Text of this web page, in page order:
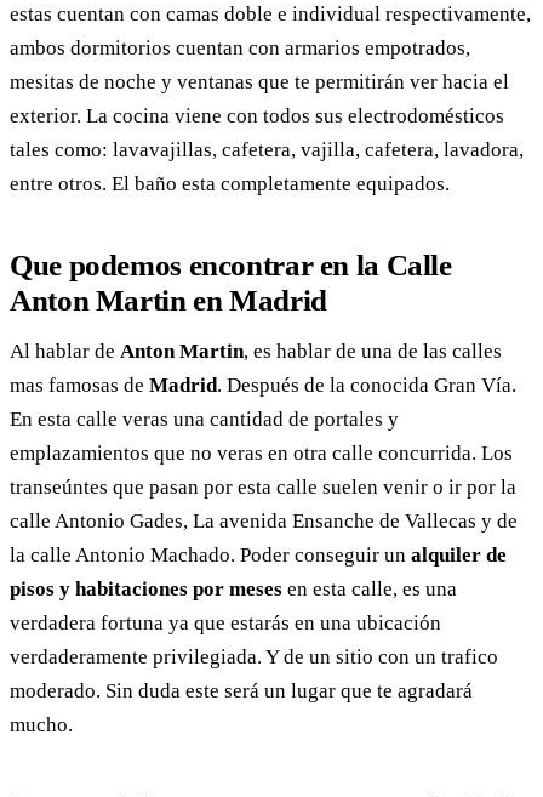
estas cuentan con camas doble e individual respectivamente,
ambos dormitorios cuentan con armarios empotrados,
mesitas de noche y ventanas que te permitirán ver hacia el
exterior. La cocina viene con todos sus electrodomésticos
tales como: lavavajillas, cafetera, vajilla, cafetera, lavadora,
entre otros. El baño esta completamente equipados.
Que podemos encontrar en la Calle
Anton Martin en Madrid
Al hablar de Anton Martin, es hablar de una de las calles
mas famosas de Madrid. Después de la conocida Gran Vía.
En esta calle veras una cantidad de portales y
emplazamientos que no veras en otra calle concurrida. Los
transeúntes que pasan por esta calle suelen venir o ir por la
calle Antonio Gades, La avenida Ensanche de Vallecas y de
la calle Antonio Machado. Poder conseguir un alquiler de
pisos y habitaciones por meses en esta calle, es una
verdadera fortuna ya que estarás en una ubicación
verdaderamente privilegiada. Y de un sitio con un trafico
moderado. Sin duda este será un lugar que te agradará
mucho.